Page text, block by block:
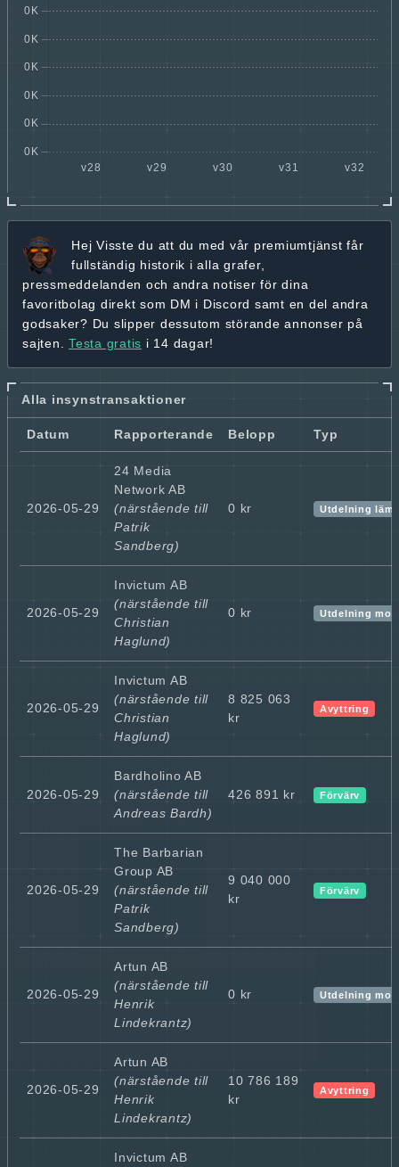
Hej Visste du att du med vår premiumtjänst får
fullständig historik i alla grafer,
pressmeddelanden och andra notiser för dina
favoritbolag direkt som DM i Discord samt en del andra
godsaker? Du slipper dessutom störande annonser på
sajten. Testa gratis i 14 dagar!
Alla insynstransaktioner
Datum Rapporterande Belopp Typ
2026-05-29
24 Media
Network AB
(närstående till
Patrik
Sandberg)
0 kr Utdelning
2026-05-29
Invictum AB
(närstående till
Christian
Haglund)
0 kr Utdelning
2026-05-29
Invictum AB
(närstående till
Christian
Haglund)
8 825 063
kr
Avyttring
2026-05-29
Bardholino AB
(närstående till
Andreas Bardh)
426 891 kr Förvärv
2026-05-29
The Barbarian
Group AB
(närstående till
Patrik
Sandberg)
9 040 000
kr
Förvärv
2026-05-29
Artun AB
(närstående till
Henrik
Lindekrantz)
0 kr Utdelning
2026-05-29
Artun AB
(närstående till
Henrik
Lindekrantz)
10 786 189
kr
Avyttring
Invictum AB